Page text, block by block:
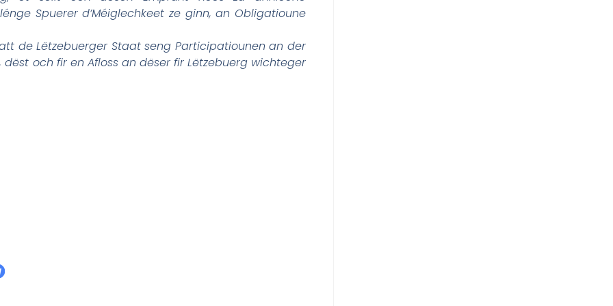
Spuerer d’Méiglechkeet ze ginn, an Obligatioune
de Lëtzebuerger Staat seng Participatiounen an der
och fir en Afloss an dëser fir Lëtzebuerg wichteger